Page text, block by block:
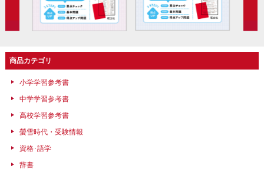
商品カテゴリ
小学学習参考書
中学学習参考書
高校学習参考書
螢雪時代・受験情報
資格･語学
辞書